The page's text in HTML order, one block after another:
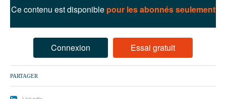
94
95
Ce contenu est disponible pour les abonnés seulement
Connexion Essai gratuit
PARTAGER